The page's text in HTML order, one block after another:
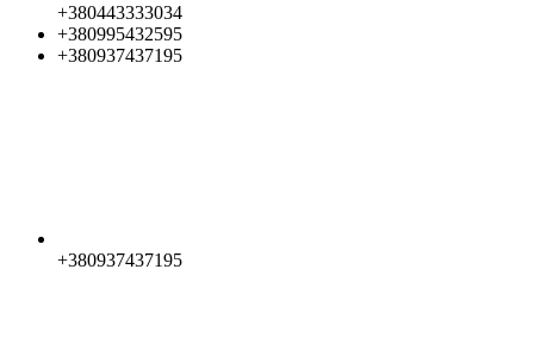
+380443333034
+380995432595
+380937437195
+380937437195